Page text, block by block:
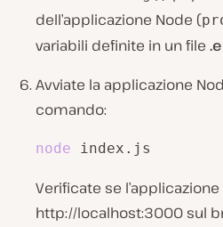
dell’applicazione Node (
variabili definite in un file
Avviate la applicazione
comando:
node index.js
Verificate se
http://localhost:3000 sul